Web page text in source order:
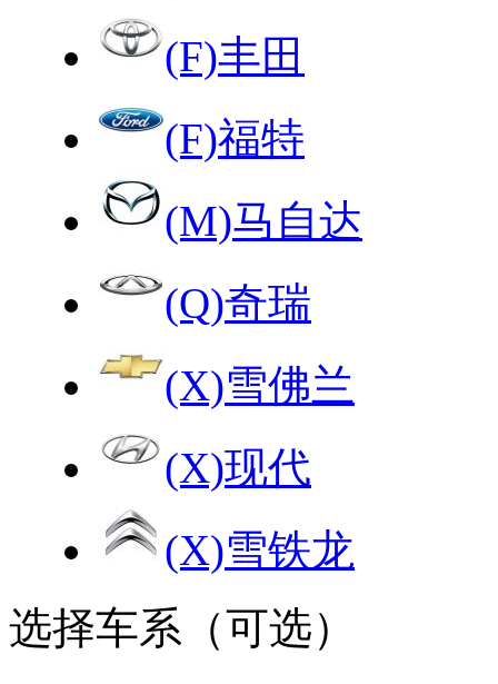
(F)丰田
(F)福特
(M)马自达
(Q)奇瑞
(X)雪佛兰
(X)现代
(X)雪铁龙
选择车系（可选）